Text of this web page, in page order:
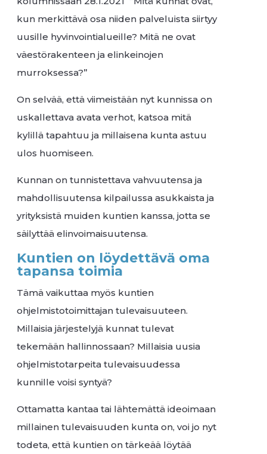
kun merkittävä osa niiden palveluista siirtyy
uusille hyvinvointialueille? Mitä ne ovat
väestörakenteen ja elinkeinojen
murroksessa?”
On selvää, että viimeistään nyt kunnissa on
uskallettava avata verhot, katsoa mitä
kylillä tapahtuu ja millaisena kunta astuu
ulos huomiseen.
Kunnan on tunnistettava vahvuutensa ja
mahdollisuutensa kilpailussa asukkaista ja
yrityksistä muiden kuntien kanssa, jotta se
säilyttää elinvoimaisuutensa.
Kuntien on löydettävä oma
tapansa toimia
Tämä vaikuttaa myös kuntien
ohjelmistotoimittajan tulevaisuuteen.
Millaisia järjestelyjä kunnat tulevat
tekemään hallinnossaan? Millaisia uusia
ohjelmistotarpeita tulevaisuudessa
kunnille voisi syntyä?
Ottamatta kantaa tai lähtemättä ideoimaan
millainen tulevaisuuden kunta on, voi jo nyt
todeta, että kuntien on tärkeää löytää